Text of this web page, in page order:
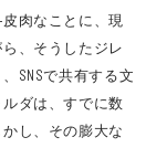
肉なことに、現
、そうしたジレ
SNSで共有する文
ダは、すでに数
し、その膨大な